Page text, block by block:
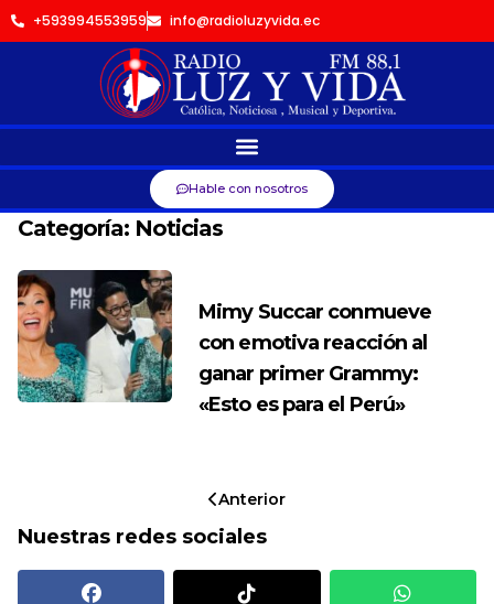
+593994553959 info@radioluzyvida.ec
Hable con nosotros
Categoría: Noticias
Mimy Succar conmueve
con emotiva reacción al
ganar primer Grammy:
«Esto es para el Perú»
Anterior
Nuestras redes sociales